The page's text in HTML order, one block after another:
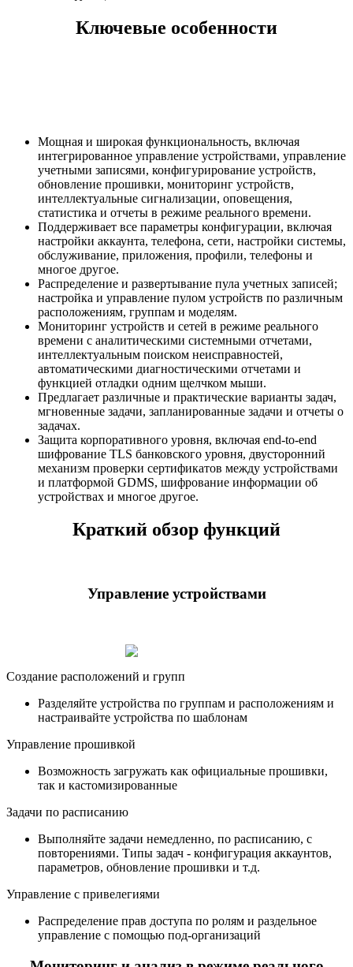
Ключевые особенности
Мощная и широкая функциональность, включая
интегрированное управление устройствами, управление
учетными записями, конфигурирование устройств,
обновление прошивки, мониторинг устройств,
интеллектуальные сигнализации, оповещения,
статистика и отчеты в режиме реального времени.
Поддерживает все параметры конфигурации, включая
настройки аккаунта, телефона, сети, настройки системы,
обслуживание, приложения, профили, телефоны и
многое другое.
Распределение и развертывание пула учетных записей;
настройка и управление пулом устройств по различным
расположениям, группам и моделям.
Мониторинг устройств и сетей в режиме реального
времени с аналитическими системными отчетами,
интеллектуальным поиском неисправностей,
автоматическими диагностическими отчетами и
функцией отладки одним щелчком мыши.
Предлагает различные и практические варианты задач,
мгновенные задачи, запланированные задачи и отчеты о
задачах.
Защита корпоративного уровня, включая end-to-end
шифрование TLS банковского уровня, двусторонний
механизм проверки сертификатов между устройствами
и платформой GDMS, шифрование информации об
устройствах и многое другое.
Краткий обзор функций
Управление устройствами
Создание расположений и групп
Разделяйте устройства по группам и расположениям и
настраивайте устройства по шаблонам
Управление прошивкой
Возможность загружать как официальные прошивки,
так и кастомизированные
Задачи по расписанию
Выполняйте задачи немедленно, по расписанию, с
повторениями. Типы задач - конфигурация аккаунтов,
параметров, обновление прошивки и т.д.
Управление с привелегиями
Распределение прав доступа по ролям и раздельное
управление с помощью под-организаций